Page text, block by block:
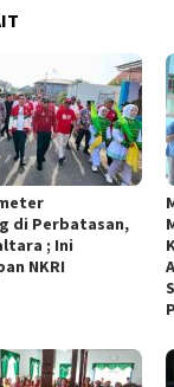
di Perbatasan,
; Ini
NKRI